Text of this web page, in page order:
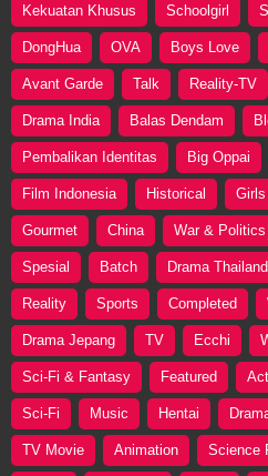
Kekuatan Khusus Schoolgirl
DongHua OVA Boys Love
Avant Garde Talk Reality-TV
Drama India Balas Dendam
Pembalikan Identitas Big Oppai
Film Indonesia Historical
Gourmet China War & Politics
Spesial Batch Drama Thailand
Reality Sports Completed
Drama Jepang TV Ecchi
Sci-Fi & Fantasy Featured
Sci-Fi Music Hentai
TV Movie Animation Science